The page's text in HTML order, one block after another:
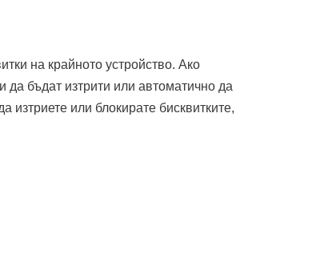
на крайното устройство. Ако
бъдат изтрити или автоматично да
изтриете или блокирате бисквитките,